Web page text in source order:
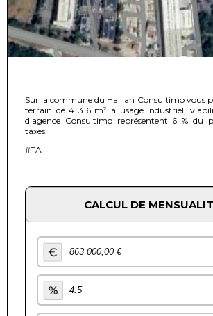
Sur la commune du Haillan Consultimo vous
terrain de 4 316 m² à usage industriel,
d'agence Consultimo représentent 6 % du
taxes.
#TA
CALCUL DE